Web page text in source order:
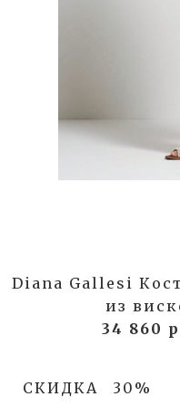
Diana Gallesi
из
34 860
СКИДКА 30%